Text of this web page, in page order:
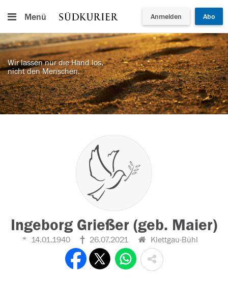
Menü Anmelden Abo
Wir lassen nur die Hand los,
nicht den Menschen.
Ingeborg Grießer (geb. Maier)
14.01.1940 26.07.2021 Klettgau-Bühl